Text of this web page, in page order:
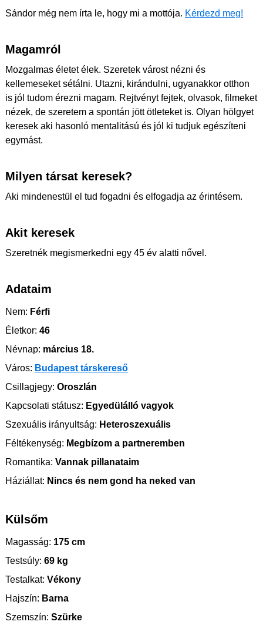
Sándor még nem írta le, hogy mi a mottója. Kérdezd meg!
Magamról
Mozgalmas életet élek. Szeretek várost nézni és
kellemeseket sétálni. Utazni, kirándulni, ugyanakkor otthon
is jól tudom érezni magam. Rejtvényt fejtek, olvasok, filmeket
nézek, de szeretem a spontán jött ötleteket is. Olyan hölgyet
keresek aki hasonló mentalitású és jól ki tudjuk egészíteni
egymást.
Milyen társat keresek?
Aki mindenestül el tud fogadni és elfogadja az érintésem.
Akit keresek
Szeretnék megismerkedni egy 45 év alatti nővel.
Adataim
Nem: Férfi
Életkor: 46
Névnap: március 18.
Város: Budapest társkereső
Csillagjegy: Oroszlán
Kapcsolati státusz: Egyedülálló vagyok
Szexuális irányultság: Heteroszexuális
Féltékenység: Megbízom a partneremben
Romantika: Vannak pillanataim
Háziállat: Nincs és nem gond ha neked van
Külsőm
Magasság: 175 cm
Testsúly: 69 kg
Testalkat: Vékony
Hajszín: Barna
Szemszín: Szürke